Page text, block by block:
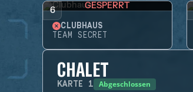
6 GESPERRT
CLUBHAUS
TEAM SECRET
CHALET
KARTE 1 Abgeschlossen